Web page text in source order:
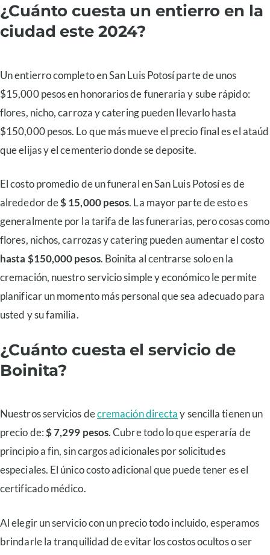
¿Cuánto cuesta un entierro en la
ciudad este 2024?
Un entierro completo en San Luis Potosí parte de unos
$15,000 pesos en honorarios de funeraria y sube rápido:
flores, nicho, carroza y catering pueden llevarlo hasta
$150,000 pesos. Lo que más mueve el precio final es el ataúd
que elijas y el cementerio donde se deposite.
El costo promedio de un funeral en San Luis Potosí es de
alrededor de$ 15,000 pesos. La mayor parte de esto es
generalmente por la tarifa de las funerarias, pero cosas como
flores, nichos, carrozas y catering pueden aumentar el costo
hasta $150,000 pesos. Boinita al centrarse solo en la
cremación, nuestro servicio simple y económico le permite
planificar un momento más personal que sea adecuado para
usted y su familia.
¿Cuánto cuesta el servicio de
Boinita?
Nuestros servicios decremación directay sencilla tienen un
precio de:$ 7,299 pesos. Cubre todo lo que esperaría de
principio a fin, sin cargos adicionales por solicitudes
especiales. El único costo adicional que puede tener es el
certificado médico.
Al elegir un servicio con un precio todo incluido, esperamos
brindarle la tranquilidad de evitar los costos ocultos o ser